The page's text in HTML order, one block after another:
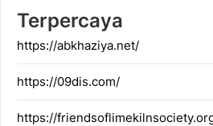
Terpercaya
https://abkhaziya.net/
https://09dis.com/
https://